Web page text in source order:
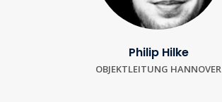
Philip Hilke
OBJEKTLEITUNG HANNOVER